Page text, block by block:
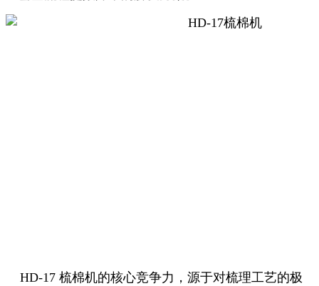
HD-17 梳棉机的核心竞争力，源于对梳理工艺的极